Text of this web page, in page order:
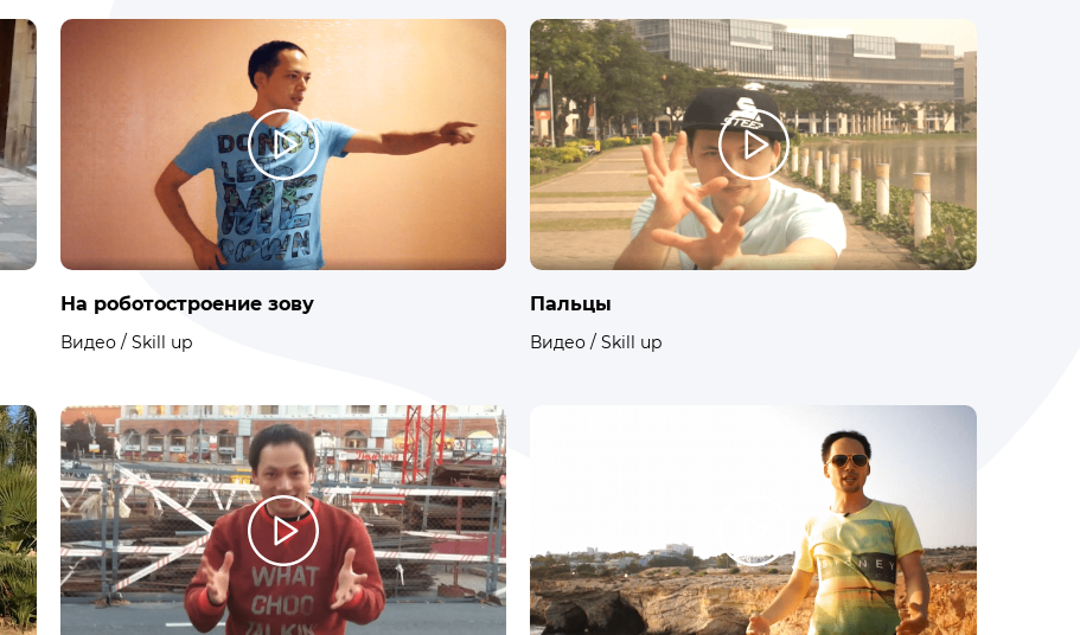
На роботостроение зову
Видео / Skill up
Пальцы
Видео / Skill up